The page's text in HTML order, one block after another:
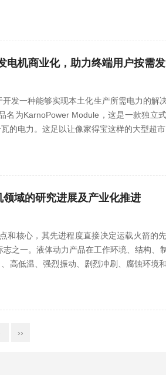
机商业化，助力终端用户按需
发一种能够实现本土化生产所需电力的解
名为KarnoPower Module，这是一款独立
的电力。这足以让像家得宝这样的大型超市
域的研究进展及产业化推进
核心，其先进程度直接决定运载火箭的
之一。液体动力产品在工作环境、结构、
高低温、强烈振动、剧烈冲刷、腐蚀环境
››